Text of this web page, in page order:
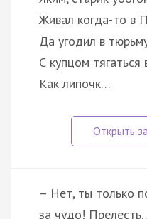
Живал когда-то в
Да угодил в
С купцом тягаться
Как липочк…
– Нет, ты только
за чудо!